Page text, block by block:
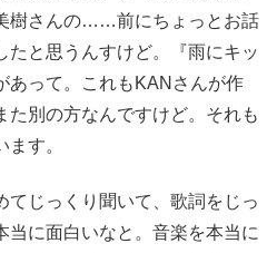
樹さんの……前にちょっとお話
たと思うんすけど。『雨にキッ
あって。これもKANさんが作
た別の方なんですけど。それも
す。
てじっくり聞いて、歌詞をじっ
当に面白いなと。音楽を本当に